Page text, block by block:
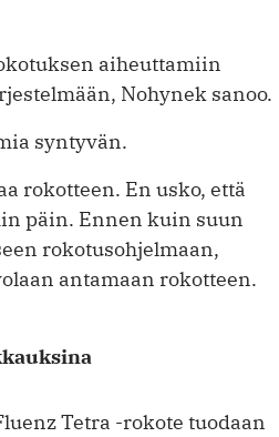
aiheuttamiin
Nohynek sanoo.
syntyvän.
rokotteen. En usko, että
päin. Ennen kuin suun
rokotusohjelmaan,
antamaan rokotteen.
Tetra -rokote tuodaan